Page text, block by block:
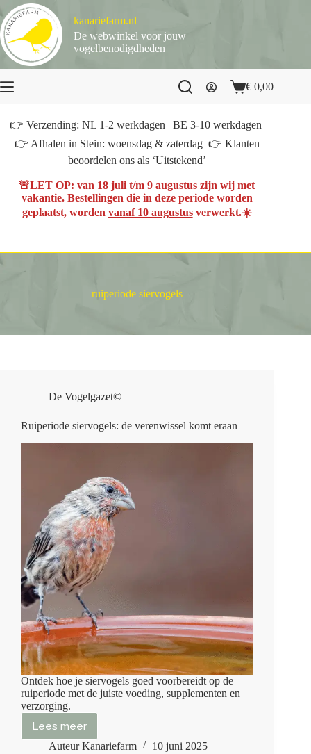
naar
de
inhoud
kanariefarm.nl
De webwinkel voor jouw
vogelbenodigdheden
Winkelwagen
€ 0,00
👉 Verzending: NL 1-2 werkdagen | BE 3-10 werkdagen
👉 Afhalen in Stein: woensdag & zaterdag 👉 Klanten
beoordelen ons als ‘Uitstekend’
🚨LET OP: van 18 juli t/m 9 augustus zijn wij met
vakantie. Bestellingen die in deze periode worden
geplaatst, worden vanaf 10 augustusverwerkt.☀️
ruiperiode siervogels
De Vogelgazet©
Ruiperiode siervogels: de verenwissel komt eraan
Ontdek hoe je siervogels goed voorbereidt op de
ruiperiode met de juiste voeding, supplementen en
verzorging.
Lees meer
Ruiperiode
siervogels:
Auteur Kanariefarm 10 juni 2025